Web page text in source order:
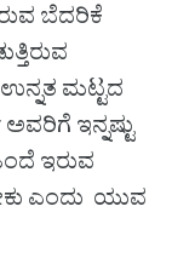
ಬೆದರಿಕೆ
ಮಟ್ಟದ
ಇನ್ನಷ್ಟು
ಇರುವ
ಎಂದು ಯುವ